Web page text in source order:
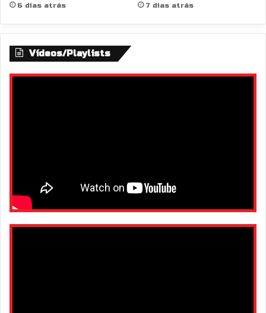
6 dias atrás 7 dias atrás
Vídeos/Playlists